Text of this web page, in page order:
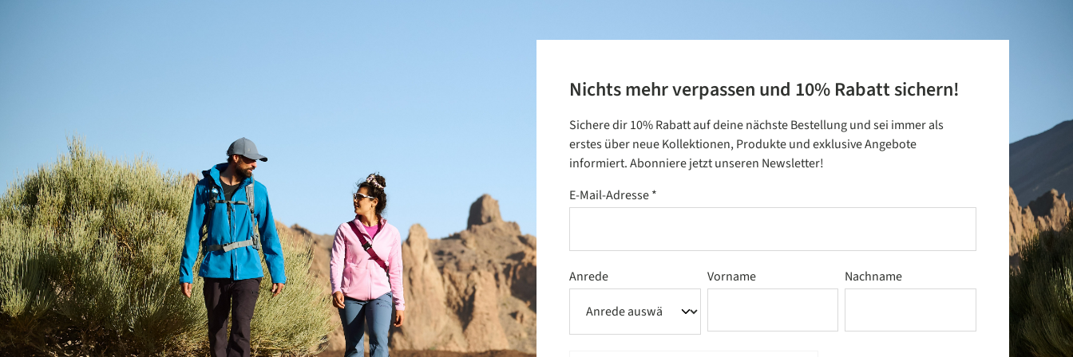
Nichts mehr verpassen und 10% Rabatt sichern!
Sichere dir 10% Rabatt auf deine nächste Bestellung und sei immer als
erstes über neue Kollektionen, Produkte und exklusive Angebote
informiert. Abonniere jetzt unseren Newsletter!
E-Mail-Adresse*
Anrede Vorname Nachname